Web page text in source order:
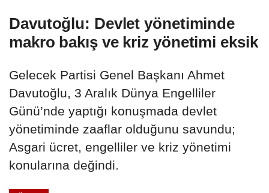
Davutoğlu: Devlet yönetiminde
makro bakış ve kriz yönetimi eksik
Gelecek Partisi Genel Başkanı Ahmet
Davutoğlu, 3 Aralık Dünya Engelliler
Günü’nde yaptığı konuşmada devlet
yönetiminde zaaflar olduğunu savundu;
Asgari ücret, engelliler ve kriz yönetimi
konularına değindi.